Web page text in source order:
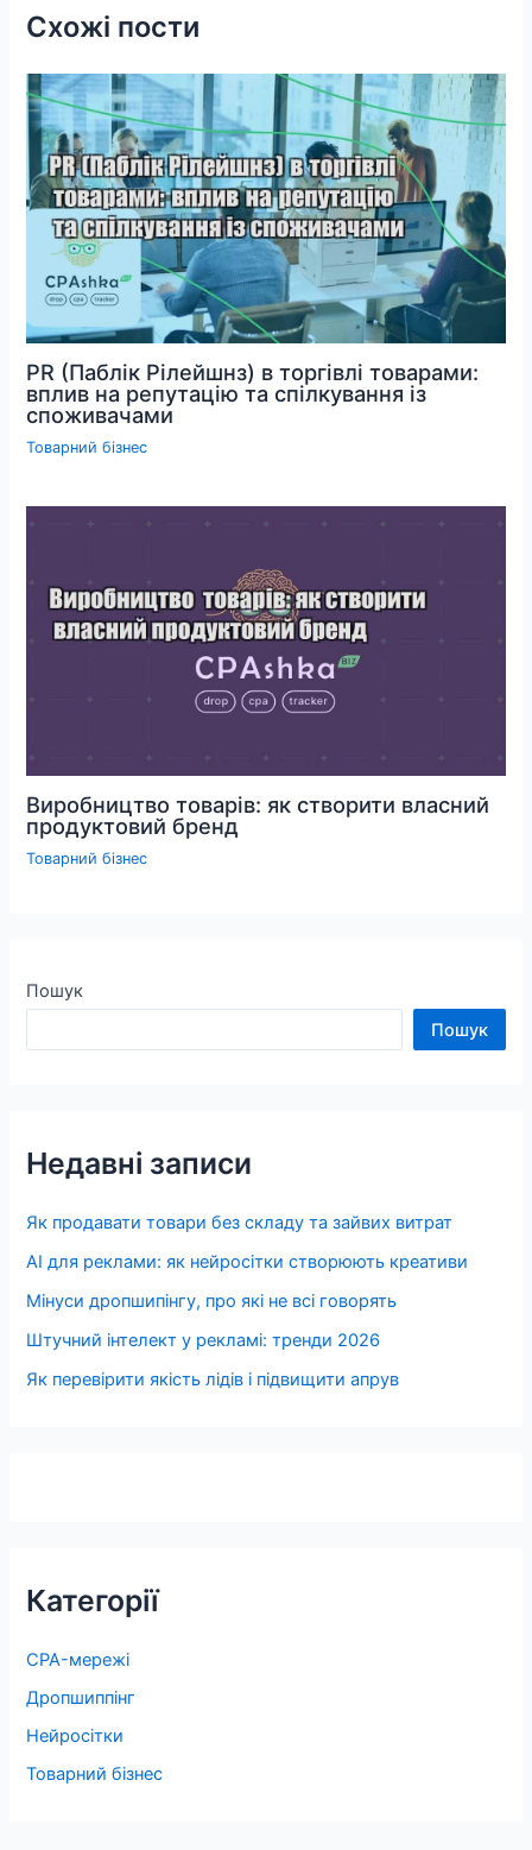
Схожі пости
PR (Паблік Рілейшнз) в торгівлі товарами:
вплив на репутацію та спілкування із
споживачами
Товарний бізнес
Виробництво товарів: як створити власний
продуктовий бренд
Товарний бізнес
Пошук
Пошук
Недавні записи
Як продавати товари без складу та зайвих витрат
AI для реклами: як нейросітки створюють креативи
Мінуси дропшипінгу, про які не всі говорять
Штучний інтелект у рекламі: тренди 2026
Як перевірити якість лідів і підвищити апрув
Категорії
CPA-мережі
Дропшиппінг
Нейросітки
Товарний бізнес